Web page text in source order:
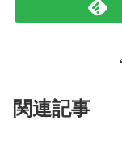
関連記事